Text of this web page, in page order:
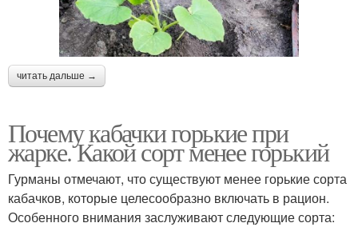
читать дальше →
Почему кабачки горькие при
жарке. Какой сорт менее горький
Гурманы отмечают, что существуют менее горькие сорта
кабачков, которые целесообразно включать в рацион.
Особенного внимания заслуживают следующие сорта: